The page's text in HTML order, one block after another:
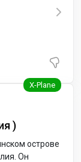
)
острове
Он